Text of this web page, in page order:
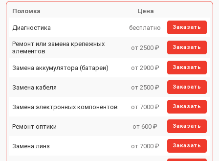
Поломка Цена
Диагностика бесплатно Заказать
Ремонт или замена крепежных
элементов
от 2500 ₽ Заказать
Замена аккумулятора (батареи) от 2900 ₽ Заказать
Замена кабеля от 2500 ₽ Заказать
Замена электронных компонентов от 7000 ₽ Заказать
Ремонт оптики от 600 ₽ Заказать
Замена линз от 7000 ₽ Заказать